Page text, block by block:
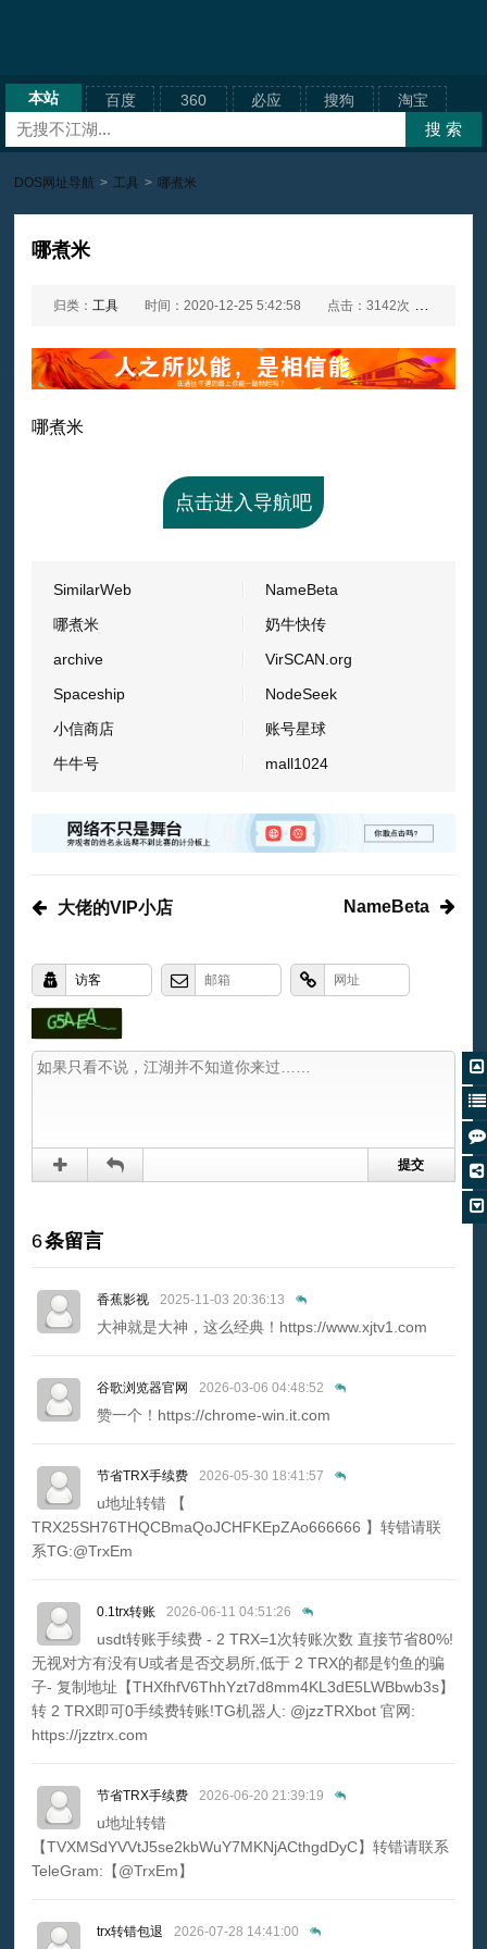
本站 百度 360 必应 搜狗 淘宝
DOS网址导航 > 工具 > 哪煮米
哪煮米
归类：工具 时间：2020-12-25 5:42:58 点击：3142次
哪煮米
点击进入导航吧
SimilarWeb
NameBeta
哪煮米
奶牛快传
archive
VirSCAN.org
Spaceship
NodeSeek
小信商店
账号星球
牛牛号
mall1024
大佬的VIP小店 NameBeta
6条留言
香蕉影视 2025-11-03 20:36:13
大神就是大神，这么经典！https://www.xjtv1.com
谷歌浏览器官网 2026-03-06 04:48:52
赞一个！https://chrome-win.it.com
节省TRX手续费 2026-05-30 18:41:57
u地址转错 【
TRX25SH76THQCBmaQoJCHFKEpZAo666666 】转错请联
系TG:@TrxEm
0.1trx转账 2026-06-11 04:51:26
usdt转账手续费 - 2 TRX=1次转账次数 直接节省80%!
无视对方有没有U或者是否交易所,低于 2 TRX的都是钓鱼的骗
子- 复制地址【THXfhfV6ThhYzt7d8mm4KL3dE5LWBbwb3s】
转 2 TRX即可0手续费转账!TG机器人: @jzzTRXbot 官网:
https://jzztrx.com
节省TRX手续费 2026-06-20 21:39:19
u地址转错
【TVXMSdYVVtJ5se2kbWuY7MKNjACthgdDyC】转错请联系
TeleGram:【@TrxEm】
trx转错包退 2026-07-28 14:41:00